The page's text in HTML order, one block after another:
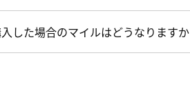
した場合のマイルはどうなりますか